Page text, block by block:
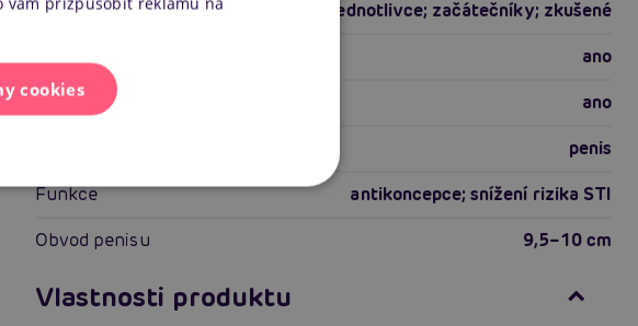
Vhodné pro
muže; páry; jednotlivce; začátečníky; zkušené
Elastické
ano
Flexibilní
ano
penis
Funkce
antikoncepce; snížení rizika STI
Obvod penisu
9,5–10 cm
Vlastnosti produktu
cookies